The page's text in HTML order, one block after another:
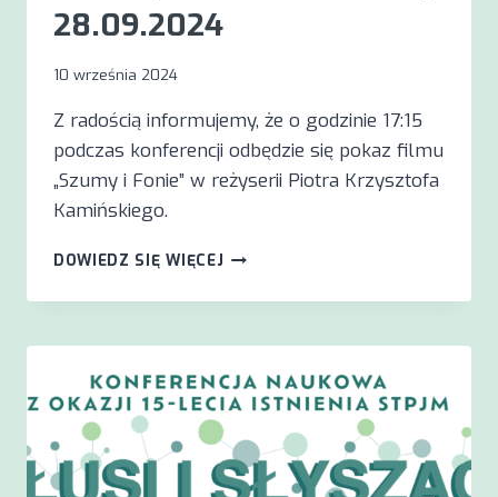
28.09.2024
10 września 2024
Z radością informujemy, że o godzinie 17:15
podczas konferencji odbędzie się pokaz filmu
„Szumy i Fonie” w reżyserii Piotra Krzysztofa
Kamińskiego.
DOWIEDZ SIĘ WIĘCEJ POKAZ
„SZUMY
FONIE”
PODCZAS
KONFERENCJI